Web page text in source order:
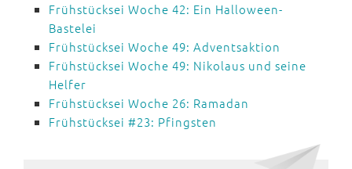
Frühstücksei Woche 42: Ein Halloween-
Bastelei
Frühstücksei Woche 49: Adventsaktion
Frühstücksei Woche 49: Nikolaus und seine
Helfer
Frühstücksei Woche 26: Ramadan
Frühstücksei #23: Pfingsten